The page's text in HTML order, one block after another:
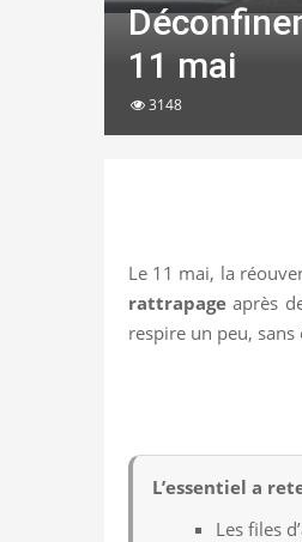
11 mai
3148
Le 11 mai, la
rattrapage après
respire un peu,
L’essentiel a
Les files